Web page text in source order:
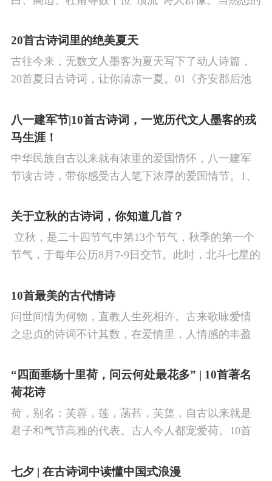
涉及48首诗词，你会背几首？快来（预）习。
20首古诗词里的绝美夏天
古往今来，无数文人墨客为夏天写下了动人诗篇，
20首夏日古诗词，让你清凉一夏。01《齐安郡后池
尽日无人看微雨，鸳鸯相对浴红衣。
八一建军节|10首古诗词，一览历代文人墨客的戎
马生涯！
中华民族自古以来就有浓重的爱国情怀，八一建军
节读古诗，带你感受古人笔下浓厚的爱国情节。1、
看剑，梦回吹角连营。八百里分麾下炙，五十弦翻
关于立秋的古诗词，你知道几首？
​ 立秋，是二十四节气中第13个节气，秋季的第一个
节气，于每年公历8月7-9日交节。此时，北斗七星的
了四时“气”的变化，立秋是阳气渐收、阴气渐长，由
10首最美的古代情诗
问世间情为何物，直教人生死相许。古来歌咏爱情
之忠贞的诗词不计其数，在爱情里，人情感的丰盈
笔下生辉。10首绝美的爱情古诗词，与你一起感受
情之幽微，爱之可贵。
“四面垂杨十里荷，问云何处最花多” | 10首著名
荷花诗
荷，别名：芙蓉，莲，菡萏，芙蕖，自古以来就是
君子和气节高雅的代表。古人今人都宠爱荷。10首
杨万里泉眼无声惜细流，树阴照水爱晴柔。
七夕 | 在古诗词中读懂中国式浪漫